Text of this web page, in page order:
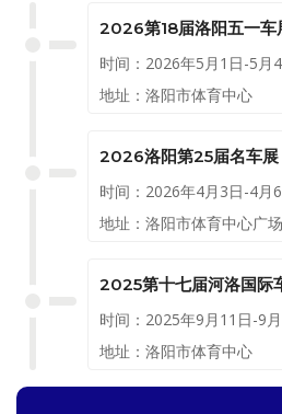
万人
2026第18届洛阳五一车
时间：2026年5月1日-5月
地址：洛阳市体育中心
2026洛阳第25届名车展
时间：2026年4月3日-4月
地址：洛阳市体育中心广场
2025第十七届河洛国际
时间：2025年9月11日-9
地址：洛阳市体育中心